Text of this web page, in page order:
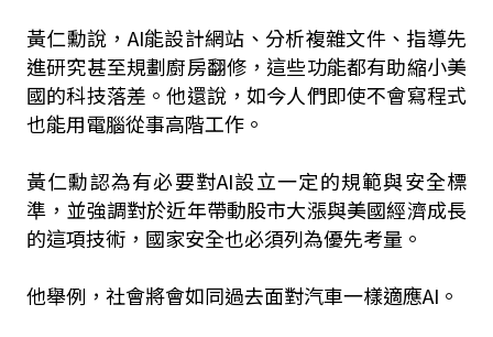
黃仁勳說，AI能設計網站、分析複雜文件、指導先
進研究甚至規劃廚房翻修，這些功能都有助縮小美
國的科技落差。他還說，如今人們即使不會寫程式
也能用電腦從事高階工作。
黃仁勳認為有必要對AI設立一定的規範與安全標
準，並強調對於近年帶動股市大漲與美國經濟成長
的這項技術，國家安全也必須列為優先考量。
他舉例，社會將會如同過去面對汽車一樣適應AI。